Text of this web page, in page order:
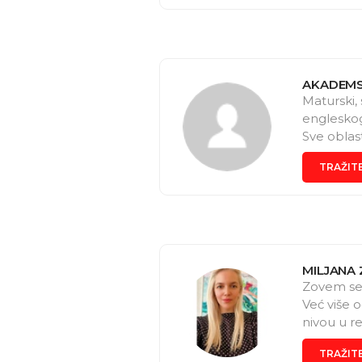
Maturski,
Sve
https://
) ili na
MILJANA
Zovem
Već više
nivou u
Volim